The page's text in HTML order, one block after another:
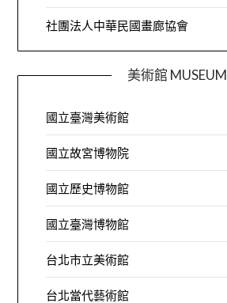
社團法人中華民國畫廊協會
美術館 MUSEUM
國立臺灣美術館
國立故宮博物院
國立歷史博物館
國立臺灣博物館
台北市立美術館
台北當代藝術館